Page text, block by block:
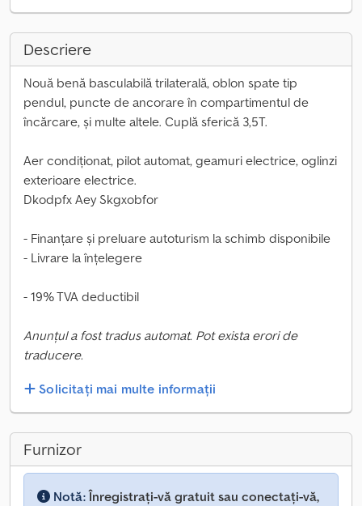
Descriere
Nouă benă basculabilă trilaterală, oblon spate tip
pendul, puncte de ancorare în compartimentul de
încărcare, și multe altele. Cuplă sferică 3,5T.
Aer condiționat, pilot automat, geamuri electrice, oglinzi
exterioare electrice.
Dkodpfx Aey Skgxobfor
- Finanțare și preluare autoturism la schimb disponibile
- Livrare la înțelegere
- 19% TVA deductibil
Anunțul a fost tradus automat. Pot exista erori de
traducere.
Solicitați mai multe informații
Furnizor
Notă:Înregistrați-vă gratuit sau conectați-vă,